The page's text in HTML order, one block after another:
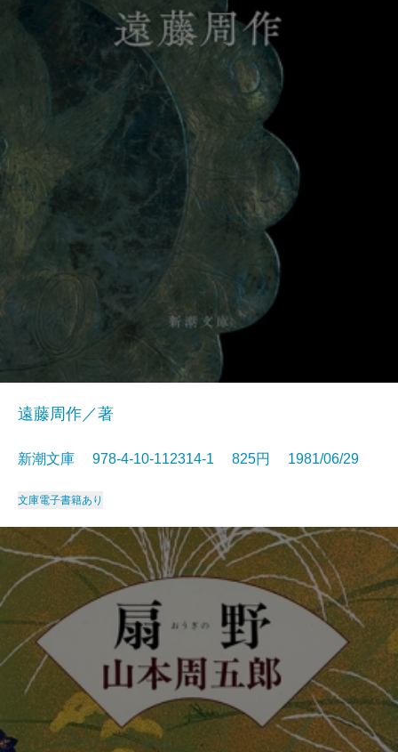
遠藤周作／著
新潮文庫 978-4-10-112314-1 825円 1981/06/29
文庫電子書籍あり